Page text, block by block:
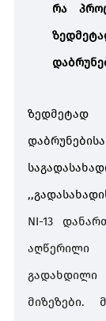
რა
NI-13
აღწერილი
გადახდილი
მიზეზები.